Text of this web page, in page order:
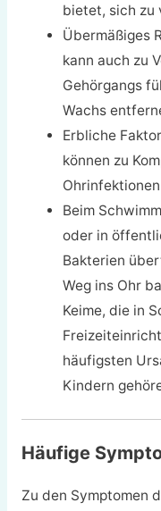
bietet, sich zu
Übermäßiges
kann auch zu
Gehörgangs
Wachs
Erbliche
können zu
Beim
oder in
Bakterien
Weg ins Ohr
Keime, die in
häufigsten
Kindern
Häufige
Zu den Symptomen